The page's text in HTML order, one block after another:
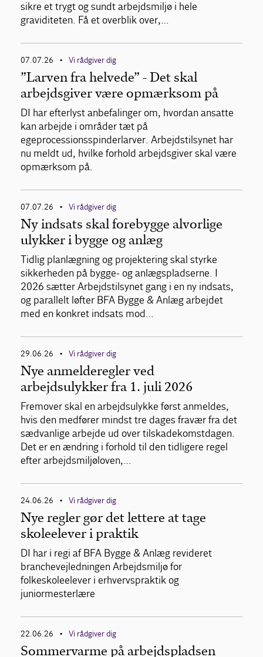
sikre et trygt og sundt arbejdsmiljø i hele
graviditeten. Få et overblik over,…
07.07.26 • Vi rådgiver dig
”Larven fra helvede” - Det skal
arbejdsgiver være opmærksom på
DI har efterlyst anbefalinger om, hvordan ansatte
kan arbejde i områder tæt på
egeprocessionsspinderlarver. Arbejdstilsynet har
nu meldt ud, hvilke forhold arbejdsgiver skal være
opmærksom på.
07.07.26 • Vi rådgiver dig
Ny indsats skal forebygge alvorlige
ulykker i bygge og anlæg
Tidlig planlægning og projektering skal styrke
sikkerheden på bygge- og anlægspladserne. I
2026 sætter Arbejdstilsynet gang i en ny indsats,
og parallelt løfter BFA Bygge & Anlæg arbejdet
med en konkret indsats mod…
29.06.26 • Vi rådgiver dig
Nye anmelderegler ved
arbejdsulykker fra 1. juli 2026
Fremover skal en arbejdsulykke først anmeldes,
hvis den medfører mindst tre dages fravær fra det
sædvanlige arbejde ud over tilskadekomstdagen.
Det er en ændring i forhold til den tidligere regel
efter arbejdsmiljøloven,…
24.06.26 • Vi rådgiver dig
Nye regler gør det lettere at tage
skoleelever i praktik
DI har i regi af BFA Bygge & Anlæg revideret
branchevejledningen Arbejdsmiljø for
folkeskoleelever i erhvervspraktik og
juniormesterlære
22.06.26 • Vi rådgiver dig
Sommervarme på arbejdspladsen